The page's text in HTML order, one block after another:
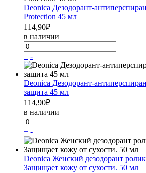
Deonica Дезодорант-
Protection 45 мл
114,90₽
в наличии
+ -
Deonica Дезодорант-
защита 45 мл
114,90₽
в наличии
+ -
Deonica Женский дезодорант
Защищает кожу от сухости. 50 мл